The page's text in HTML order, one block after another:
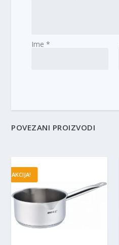
Ime*
POVEZANI PROIZVODI
AKCIJA!